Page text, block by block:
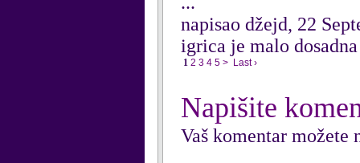
napisao džejd, 22
igrica je malo
1 2 3 4 5 > Last ›
Napišite
Vaš komentar možete